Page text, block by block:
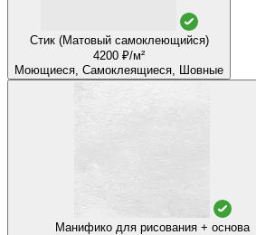
Стик (Матовый самоклеющийся)
4200 ₽/м²
Моющиеся, Самоклеящиеся, Шовные
Манифико для рисования + основа